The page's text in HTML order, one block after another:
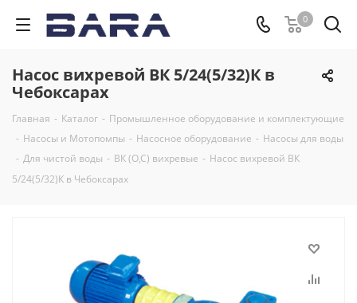
0
Насос вихревой ВК 5/24(5/32)К в
Чебоксарах
Главная - Каталог - Промышленное оборудование и комплектующие
- Насосы и Мотопомпы - Насосное оборудование - Насосы для воды
- Для чистой воды - ВК (О,С) вихревые - Насос вихревой ВК
5/24(5/32)К в Чебоксарах